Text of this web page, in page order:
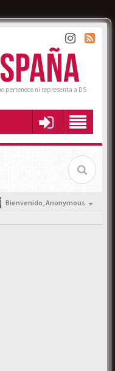
pertenece ni representa a DS
Bienvenido,Anonymous